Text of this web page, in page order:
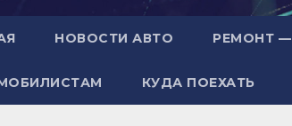
НОВОСТИ АВТО РЕМОНТ
КУДА ПОЕХАТЬ